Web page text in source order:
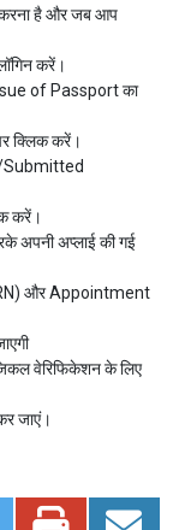
है और जब आप
करें।
of Passport का
क्लिक करें।
Submitted
करें।
अपनी अप्लाई की गई
और Appointment
वेरिफिकेशन के लिए
जाएं।